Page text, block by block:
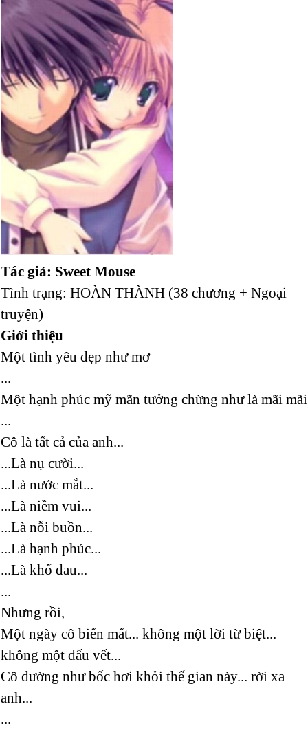
Tác giả: Sweet Mouse
Tình trạng: HOÀN THÀNH (38 chương + Ngoại
truyện)
Giới thiệu
Một tình yêu đẹp như mơ
...
Một hạnh phúc mỹ mãn tưởng chừng như là mãi mãi
...
Cô là tất cả của anh...
...Là nụ cười...
...Là nước mắt...
...Là niềm vui...
...Là nỗi buồn...
...Là hạnh phúc...
...Là khổ đau...
...
Nhưng rồi,
Một ngày cô biến mất... không một lời từ biệt...
không một dấu vết...
Cô dường như bốc hơi khỏi thế gian này... rời xa
anh...
...